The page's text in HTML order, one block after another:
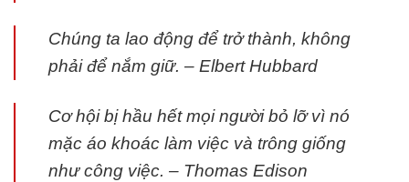
Chúng ta lao động để trở thành, không
phải để nắm giữ. – Elbert Hubbard
Cơ hội bị hầu hết mọi người bỏ lỡ vì nó
mặc áo khoác làm việc và trông giống
như công việc. – Thomas Edison